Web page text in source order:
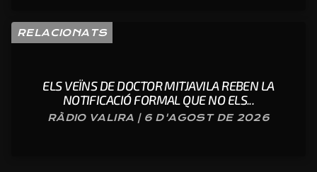
RELACIONATS
ELS VEÏNS DE DOCTOR MITJAVILA REBEN LA
NOTIFICACIÓ FORMAL QUE NO ELS...
RÀDIO VALIRA | 6 D'AGOST DE 2026